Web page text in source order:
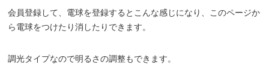
会員登録して、電球を登録するとこんな感じになり、このページか
ら電球をつけたり消したりできます。
調光タイプなので明るさの調整もできます。